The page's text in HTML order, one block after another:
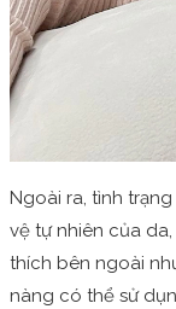
Ngoài ra, tình
vệ tự nhiên của
thích bên ngoài
nàng có thể sử